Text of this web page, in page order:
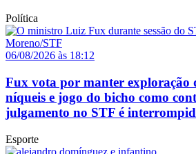
Política
06/08/2026 às 18:12
Fux vota por manter exploração
níqueis e jogo do bicho como
julgamento no STF é
Esporte